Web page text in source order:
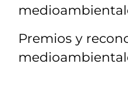
Premios y